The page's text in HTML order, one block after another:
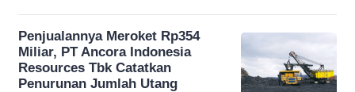
Penjualannya Meroket Rp354
Miliar, PT Ancora Indonesia
Resources Tbk Catatkan
Penurunan Jumlah Utang